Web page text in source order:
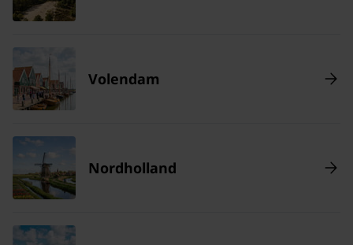
Volendam
Nordholland